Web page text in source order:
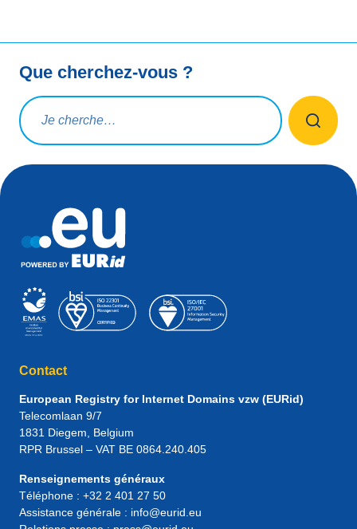
Que cherchez-vous ?
Rechercher une requête
Contact
European Registry for Internet Domains vzw (EURid)
Telecomlaan 9/7
1831 Diegem , Belgium
RPR Brussel – VAT BE 0864.240.405
Renseignements généraux
Téléphone : +32 2 401 27 50
Assistance générale : info@eurid.eu